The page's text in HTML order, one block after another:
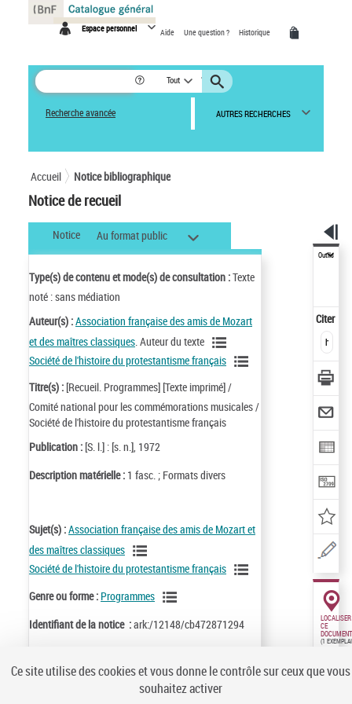
Espace personnel Aide Une question ? Historique
Tout
Recherche avancée AUTRES RECHERCHES
Accueil Notice bibliographique
Notice de recueil
Notice Au format public
Type(s) de contenu et mode(s) de consultation :Texte
noté : sans médiation
Auteur(s) :Association française des amis de Mozart
et des maîtres classiques . Auteur du texte
Société de l'histoire du protestantisme français
Titre(s) : [Recueil. Programmes] [Texte imprimé] /
Comité national pour les commémorations musicales /
Société de l'histoire du protestantisme français
Publication : [S. l.] : [s. n.], 1972
Description matérielle : 1 fasc. ; Formats divers
Sujet(s) :Association française des amis de Mozart et
des maîtres classiques
Société de l'histoire du protestantisme français
Genre ou forme : Programmes
Identifiant de la notice :ark:/12148/cb472871294
Outils
Citer
LOCALISER
CE
DOCUMENT
(1
Panneau de gestion des cookies
Ce site utilise des cookies et vous donne le contrôle sur ceux que vous
souhaitez activer